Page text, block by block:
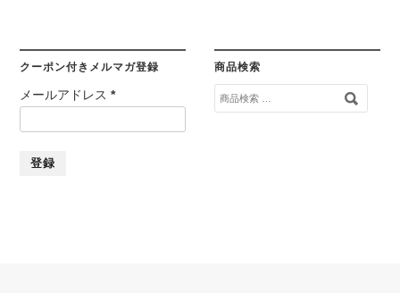
クーポン付きメルマガ登録
メールアドレス*
商品検索
検
索